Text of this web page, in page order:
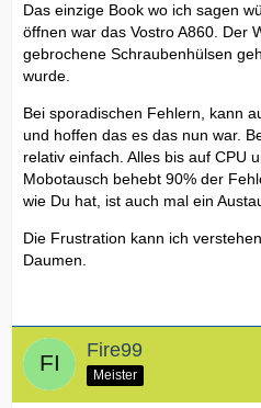
Das einzige Book wo ich sagen
öffnen war das Vostro A860. Der
gebrochene Schraubenhülsen
wurde.
Bei sporadischen Fehlern, kann
und hoffen das es das nun war.
relativ einfach. Alles bis auf CPU
Mobotausch behebt 90% der
wie Du hat, ist auch mal ein
Die Frustration kann ich
Daumen.
Fire99
Meister